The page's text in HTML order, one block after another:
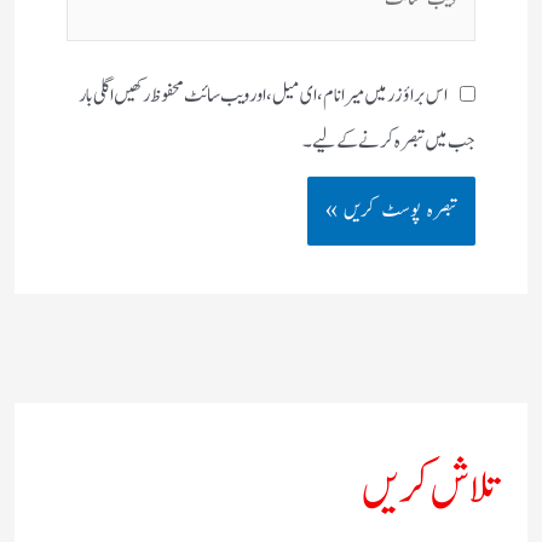
اس براؤزر میں میرا نام، ای میل، اور ویب سائٹ محفوظ رکھیں اگلی بار
جب میں تبصرہ کرنے کےلیے۔
تلاش کریں